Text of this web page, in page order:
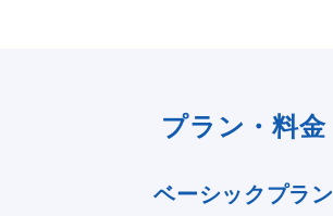
プラン・料金
ベーシックプラン